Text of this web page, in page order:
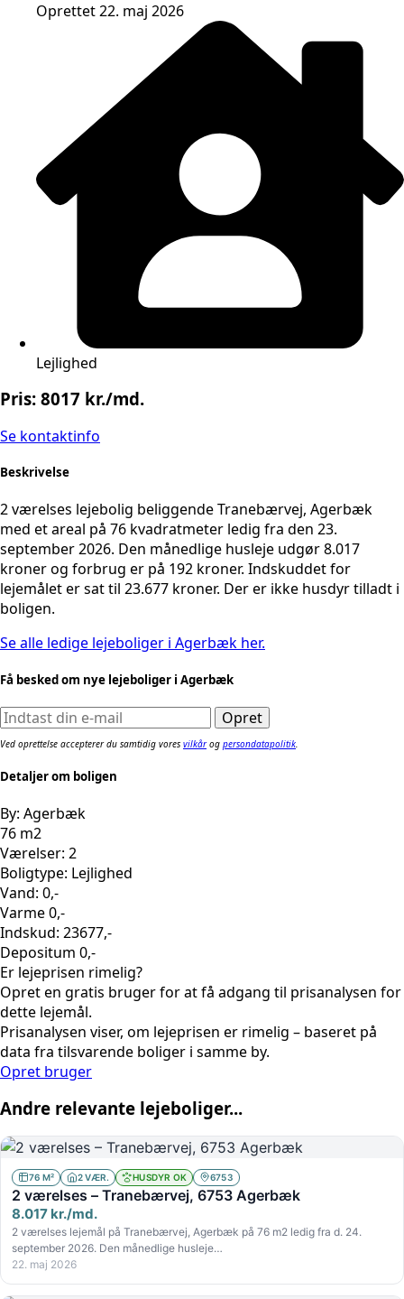
Oprettet 22. maj 2026
Lejlighed
Pris: 8017 kr./md.
Se kontaktinfo
Beskrivelse
2 værelses lejebolig beliggende Tranebærvej, Agerbæk
med et areal på 76 kvadratmeter ledig fra den 23.
september 2026. Den månedlige husleje udgør 8.017
kroner og forbrug er på 192 kroner. Indskuddet for
lejemålet er sat til 23.677 kroner. Der er ikke husdyr tilladt i
boligen.
Se alle ledige lejeboliger i Agerbæk her.
Få besked om nye lejeboliger i Agerbæk
Ved oprettelse accepterer du samtidig vores vilkårog persondatapolitik
Detaljer om boligen
By: Agerbæk
76 m2
Værelser: 2
Boligtype: Lejlighed
Vand: 0,-
Varme 0,-
Indskud: 23677,-
Depositum 0,-
Er lejeprisen rimelig?
Opret en gratis bruger for at få adgang til prisanalysen for
dette lejemål.
Prisanalysen viser, om lejeprisen er rimelig – baseret på
data fra tilsvarende boliger i samme by.
Opret bruger
Andre relevante lejeboliger...
76 M² 2 VÆR. HUSDYR OK 6753
2 værelses – Tranebærvej, 6753 Agerbæk
8.017 kr./md.
2 værelses lejemål på Tranebærvej, Agerbæk på 76 m2 ledig fra d. 24.
september 2026. Den månedlige husleje…
22. maj 2026